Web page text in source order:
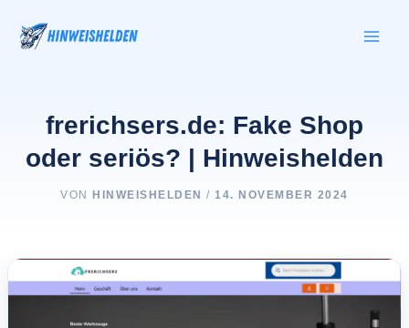
Inhalt
springen
frerichsers.de: Fake Shop
oder seriös? | Hinweishelden
VON HINWEISHELDEN/14. NOVEMBER 2024